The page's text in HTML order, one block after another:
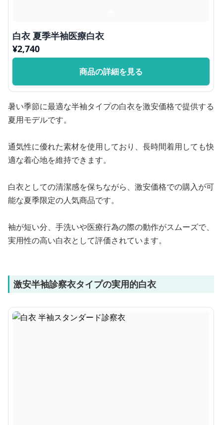
白衣 夏季半袖医療白衣
¥2,740
商品の詳細を見る
暑い季節に最適な半袖タイプの白衣を激安価格で提供する
夏用モデルです。
通気性に優れた素材を使用しており、長時間着用しても快
適な着心地を維持できます。
白衣としての清潔感を保ちながら、激安価格での購入が可
能な夏季限定の人気商品です。
袖が短い分、手洗いや医療行為の際の動作がスムーズで、
実用性の高い白衣として評価されています。
激安半袖診察衣タイプの実用的白衣